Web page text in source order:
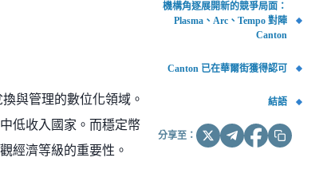
與管理的數位化領域。
低收入國家。而穩定幣
經濟等級的重要性。
機構角逐展開新的競爭局面：
Plasma、Arc、Tempo 對陣
Canton
Canton 已在華爾街獲得認可
結語
分享至：